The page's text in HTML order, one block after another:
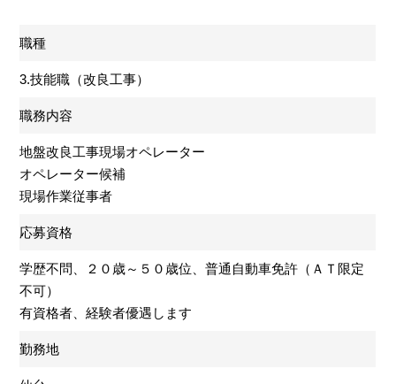
職種
3.技能職（改良工事）
職務内容
地盤改良工事現場オペレーター
オペレーター候補
現場作業従事者
応募資格
学歴不問、２０歳～５０歳位、普通自動車免許（ＡＴ限定
不可）
有資格者、経験者優遇します
勤務地